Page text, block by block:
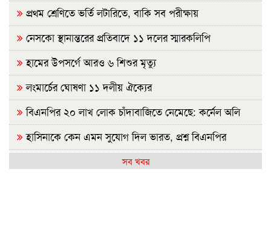
প্রথম শ্রেণিতে ভর্তি লটারিতে, বাকি সব পরীক্ষায়
নেসকো স্থানান্তরের প্রতিবাদে ১১ দলের স্মারকলিপি
হামের উপসর্গে আরও ৬ শিশুর মৃত্যু
লংমার্চের ঘোষণা ১১ দলীয় ঐক্যের
বিএনপির ২০ লাখ লোক চাঁদাবাজিতে নেমেছে: কর্নেল অলি
হাসিনাকে কেন এমন সুযোগ দিল ভারত, প্রশ্ন বিএনপির
রাষ্ট্রপতি নির্বাচন ২০ আগস্টসব খবর